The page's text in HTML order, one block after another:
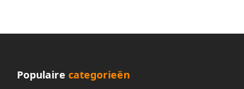
Populaire categorieën